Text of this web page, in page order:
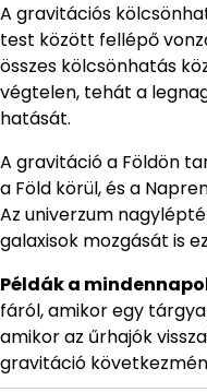
A gravitációs
test között fellépő
összes kölcsönhatás
végtelen, tehát a
hatását.
A gravitáció a Földön
a Föld körül, és a
Az univerzum
galaxisok mozgását is
Példák a
fáról, amikor egy
amikor az űrhajók
gravitáció